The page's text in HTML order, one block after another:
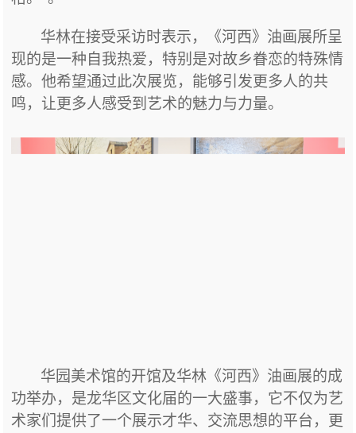
华林在接受采访时表示，《河西》油画展所呈
现的是一种自我热爱，特别是对故乡眷恋的特殊情
感。他希望通过此次展览，能够引发更多人的共
鸣，让更多人感受到艺术的魅力与力量。
华园美术馆的开馆及华林《河西》油画展的成
功举办，是龙华区文化届的一大盛事， 它不仅为艺
术家们提供了一个展示才华、交流思想的平台，更